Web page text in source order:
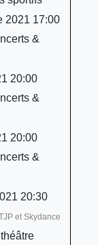
2021 17:00
&
20:00
&
20:00
&
20:30
et Skydance